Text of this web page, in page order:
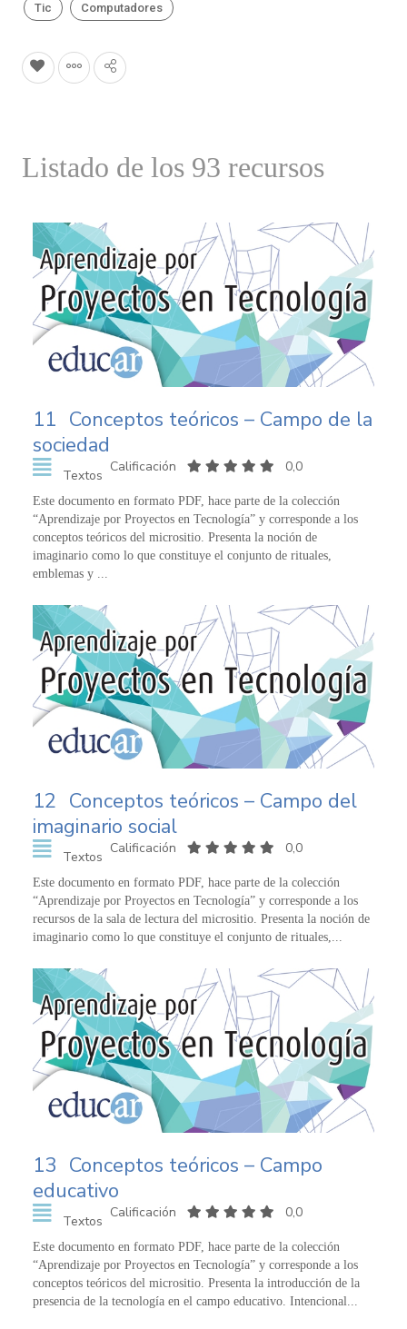
Tic Computadores
Listado de los 93 recursos
11 Conceptos teóricos – Campo de la
sociedad
Textos
Calificación 0,0
Este documento en formato PDF, hace parte de la colección
“Aprendizaje por Proyectos en Tecnología” y corresponde a los
conceptos teóricos del micrositio. Presenta la noción de
imaginario como lo que constituye el conjunto de rituales,
emblemas y ...
12 Conceptos teóricos – Campo del
imaginario social
Textos
Calificación 0,0
Este documento en formato PDF, hace parte de la colección
“Aprendizaje por Proyectos en Tecnología” y corresponde a los
recursos de la sala de lectura del micrositio. Presenta la noción de
imaginario como lo que constituye el conjunto de rituales,...
13 Conceptos teóricos – Campo
educativo
Textos
Calificación 0,0
Este documento en formato PDF, hace parte de la colección
“Aprendizaje por Proyectos en Tecnología” y corresponde a los
conceptos teóricos del micrositio. Presenta la introducción de la
presencia de la tecnología en el campo educativo. Intencional...